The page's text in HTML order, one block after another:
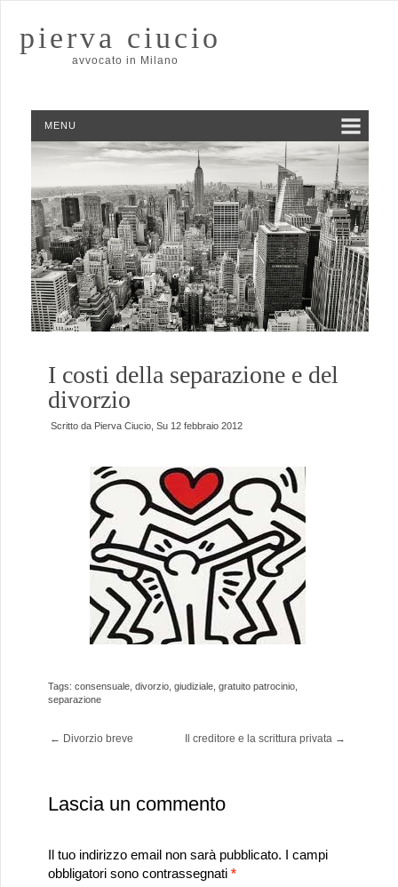
pierva ciucio
avvocato in Milano
MENU
I costi della separazione e del
divorzio
Scritto da Pierva Ciucio, Su 12 febbraio 2012
Tags: consensuale, divorzio, giudiziale, gratuito patrocinio,
separazione
Il creditore e la scrittura privata →
← Divorzio breve
Lascia un commento
Il tuo indirizzo email non sarà pubblicato. I campi
obbligatori sono contrassegnati *